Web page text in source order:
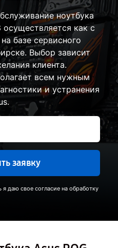
ноутбука
осуществляется как с
базе сервисного
Выбор зависит
клиента.
всем нужным
и устранения
заявку
даю свое согласие на обработку